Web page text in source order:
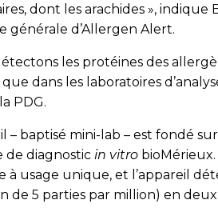
dont les arachides »,
générale d’Allergen Alert.
les protéines des
dans les laboratoires
PDG.
– baptisé mini-lab – est fondé
de diagnostic in vitro
à usage unique, et l’appareil
de 5 parties par million) en